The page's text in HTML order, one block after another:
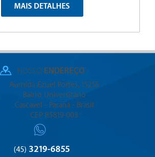
MAIS DETALHES
NOSSO ENDEREÇO
Avenida Ezuel Portes, 15255
Bairro Universitário
Cascavel - Paraná - Brasil
CEP 85819-003
(45) 3219-6855